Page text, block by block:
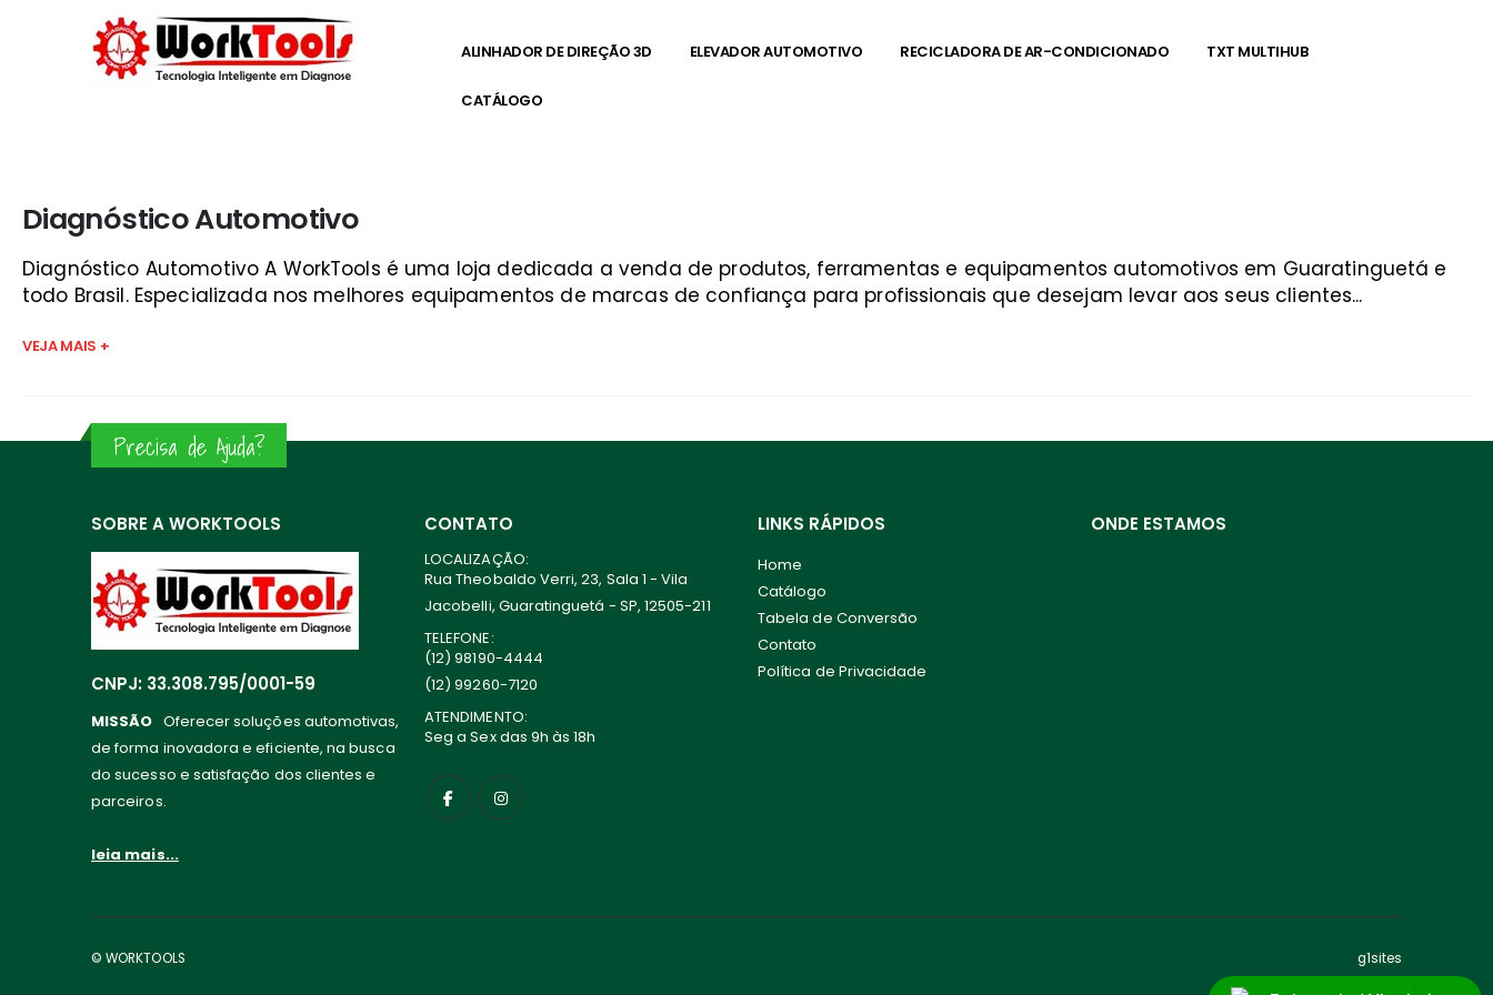
ALINHADOR DE DIREÇÃO 3D ELEVADOR AUTOMOTIVO RECICLADORA DE AR-CONDICIONADO TXT MULTIHUB
CATÁLOGO
Diagnóstico Automotivo
Diagnóstico Automotivo A WorkTools é uma loja dedicada a venda de produtos, ferramentas e equipamentos automotivos em Guaratinguetá e
todo Brasil. Especializada nos melhores equipamentos de marcas de confiança para profissionais que desejam levar aos seus clientes...
VEJA MAIS +
Precisa de Ajuda?
SOBRE A WORKTOOLS
CNPJ: 33.308.795/0001-59
MISSÃO Oferecer soluções automotivas,
de forma inovadora e eficiente, na busca
do sucesso e satisfação dos clientes e
parceiros.
leia mais...
CONTATO
LOCALIZAÇÃO:
Rua Theobaldo Verri, 23, Sala 1 - Vila
Jacobelli, Guaratinguetá - SP, 12505-211
TELEFONE:
(12) 98190-4444
(12) 99260-7120
ATENDIMENTO:
Seg a Sex das 9h às 18h
LINKS RÁPIDOS
Home
Catálogo
Tabela de Conversão
Contato
Política de Privacidade
ONDE ESTAMOS
© WORKTOOLS g1sites